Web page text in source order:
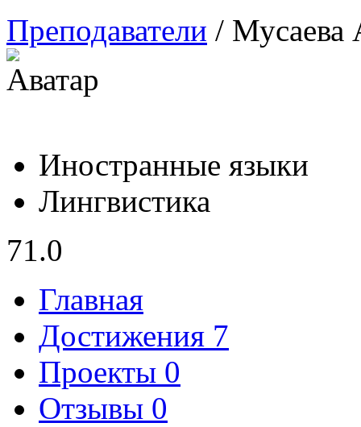
Преподаватели / Мусаева
Иностранные языки
Лингвистика
71.0
Главная
Достижения 7
Проекты 0
Отзывы 0